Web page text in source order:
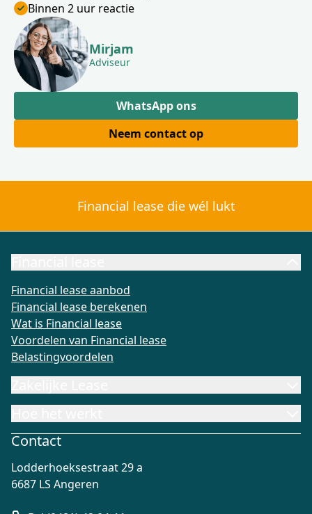
Binnen 2 uur reactie
Mirjam
Adviseur
WhatsApp ons
Neem contact op
Financial lease die wél lukt
Financial lease aanbod
Financial lease berekenen
Wat is Financial lease
Voordelen van Financial lease
Belastingvoordelen
Contact
Lodderhoeksestraat 29 a
6687 LS Angeren